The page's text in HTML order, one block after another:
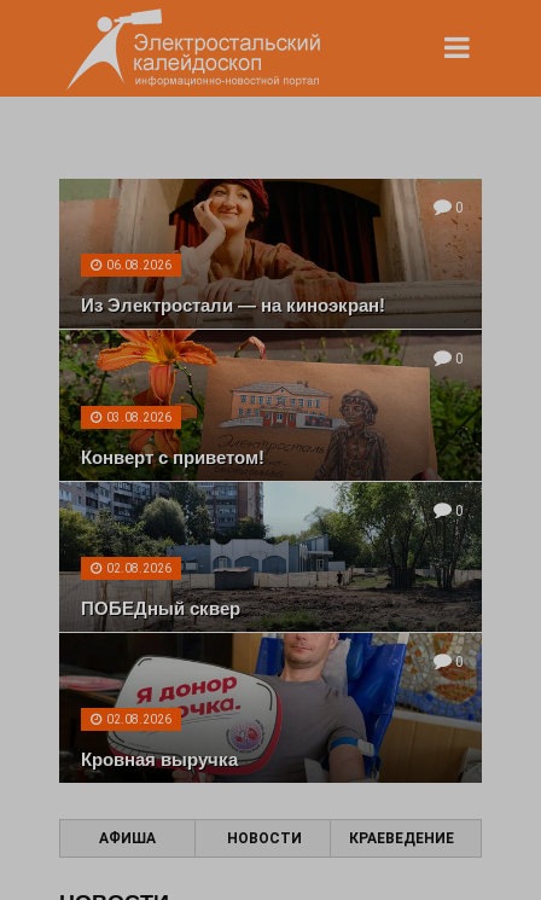
0
06.08.2026
Из Электростали — на киноэкран!
0
03.08.2026
Конверт с приветом!
0
02.08.2026
ПОБЕДный сквер
0
02.08.2026
Кровная выручка
АФИША НОВОСТИ КРАЕВЕДЕНИЕ